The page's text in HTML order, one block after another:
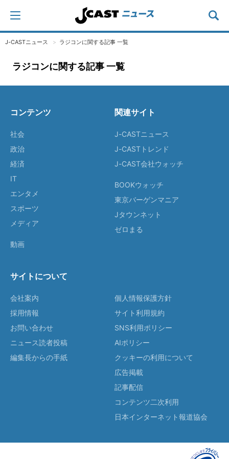
J-CASTニュース ラジコンに関する記事 一覧
ラジコンに関する記事 一覧
コンテンツ
社会
政治
経済
IT
エンタメ
スポーツ
メディア
動画
関連サイト
J-CASTニュース
J-CASTトレンド
J-CAST会社ウォッチ
BOOKウォッチ
東京バーゲンマニア
Jタウンネット
ゼロまる
サイトについて
会社案内
採用情報
お問い合わせ
ニュース読者投稿
編集長からの手紙
個人情報保護方針
サイト利用規約
SNS利用ポリシー
AIポリシー
クッキーの利用について
広告掲載
記事配信
コンテンツ二次利用
日本インターネット報道協会